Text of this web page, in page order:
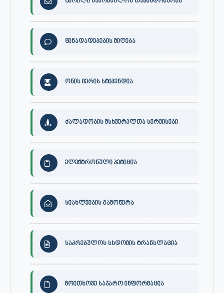
წინადადებების მიღება
ონის მერის სტიპენდია
ძალადობის მსხვერპლთა სერვისები
ელექტრონული პეტიცია
სიახლეების გამოწერა
საკრებულოს სხდომის ტრანსლაცია
მოითხოვე საჯარო ინფორმაცია